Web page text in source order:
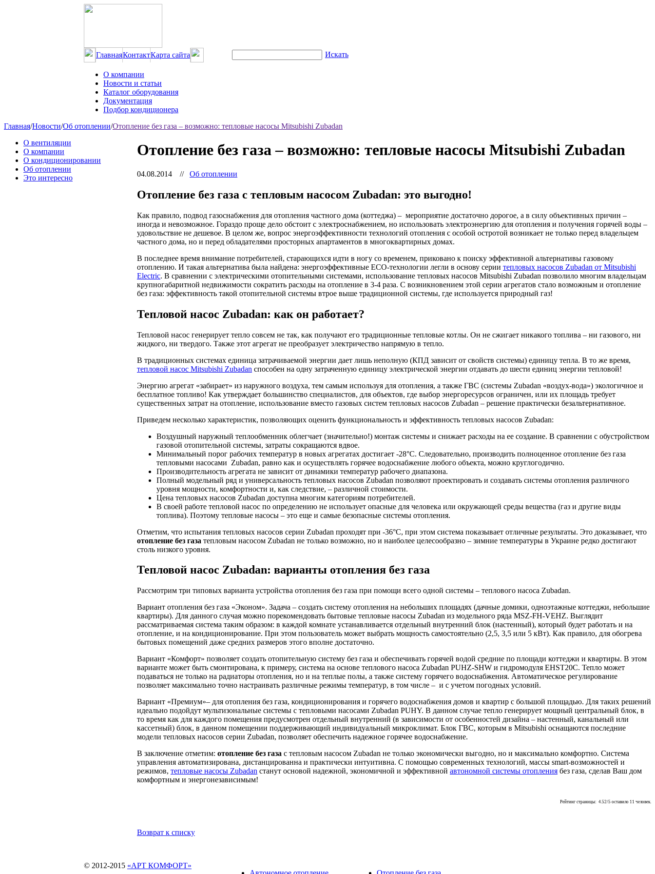
ГлавнаяКонтактКарта сайта Искать
О компании
Новости и статьи
Каталог оборудования
Документация
Подбор кондиционера
Главная/Новости/Об отоплении/Отопление без газа – возможно: тепловые насосы Mitsubishi Zubadan
О вентиляции
О компании
О кондиционировании
Об отоплении
Это интересно
Отопление без газа – возможно: тепловые насосы Mitsubishi Zubadan
04.08.2014 // Об отоплении
Отопление без газа с тепловым насосом Zubadan: это выгодно!
Как правило, подвод газоснабжения для отопления частного дома (коттеджа) – мероприятие достаточно дорогое, а в силу объективных причин –
иногда и невозможное. Гораздо проще дело обстоит с электроснабжением, но использовать электроэнергию для отопления и получения горячей воды –
удовольствие не дешевое. В целом же, вопрос энергоэффективности технологий отопления с особой остротой возникает не только перед владельцем
частного дома, но и перед обладателями просторных апартаментов в многоквартирных домах.
В последнее время внимание потребителей, старающихся идти в ногу со временем, приковано к поиску эффективной альтернативы газовому
отоплению. И такая альтернатива была найдена: энергоэффективные ECO-технологии легли в основу серии тепловых насосов Zubadan от Mitsubishi
Electric. В сравнении с электрическими отопительными системами, использование тепловых насосов Mitsubishi Zubadan позволило многим владельцам
крупногабаритной недвижимости сократить расходы на отопление в 3-4 раза. С возникновением этой серии агрегатов стало возможным и отопление
без газа: эффективность такой отопительной системы втрое выше традиционной системы, где используется природный газ!
Тепловой насос Zubadan: как он работает?
Тепловой насос генерирует тепло совсем не так, как получают его традиционные тепловые котлы. Он не сжигает никакого топлива – ни газового, ни
жидкого, ни твердого. Также этот агрегат не преобразует электричество напрямую в тепло.
В традиционных системах единица затрачиваемой энергии дает лишь неполную (КПД зависит от свойств системы) единицу тепла. В то же время,
тепловой насос Mitsubishi Zubadan способен на одну затраченную единицу электрической энергии отдавать до шести единиц энергии тепловой!
Энергию агрегат «забирает» из наружного воздуха, тем самым используя для отопления, а также ГВС (системы Zubadan «воздух-вода») экологичное и
бесплатное топливо! Как утверждает большинство специалистов, для объектов, где выбор энергоресурсов ограничен, или их площадь требует
существенных затрат на отопление, использование вместо газовых систем тепловых насосов Zubadan – решение практически безальтернативное.
Приведем несколько характеристик, позволяющих оценить функциональность и эффективность тепловых насосов Zubadan:
Воздушный наружный теплообменник облегчает (значительно!) монтаж системы и снижает расходы на ее создание. В сравнении с обустройством
газовой отопительной системы, затраты сокращаются вдвое.
Минимальный порог рабочих температур в новых агрегатах достигает -28°C. Следовательно, производить полноценное отопление без газа
тепловыми насосами Zubadan, равно как и осуществлять горячее водоснабжение любого объекта, можно круглогодично.
Производительность агрегата не зависит от динамики температур рабочего диапазона.
Полный модельный ряд и универсальность тепловых насосов Zubadan позволяют проектировать и создавать системы отопления различного
уровня мощности, комфортности и, как следствие, – различной стоимости.
Цена тепловых насосов Zubadan доступна многим категориям потребителей.
В своей работе тепловой насос по определению не использует опасные для человека или окружающей среды вещества (газ и другие виды
топлива). Поэтому тепловые насосы – это еще и самые безопасные системы отопления.
Отметим, что испытания тепловых насосов серии Zubadan проходят при -36°C, при этом система показывает отличные результаты. Это доказывает, что
отопление без газа тепловым насосом Zubadan не только возможно, но и наиболее целесообразно – зимние температуры в Украине редко достигают
столь низкого уровня.
Тепловой насос Zubadan: варианты отопления без газа
Рассмотрим три типовых варианта устройства отопления без газа при помощи всего одной системы – теплового насоса Zubadan.
Вариант отопления без газа «Эконом». Задача – создать систему отопления на небольших площадях (дачные домики, одноэтажные коттеджи, небольшие
квартиры). Для данного случая можно порекомендовать бытовые тепловые насосы Zubadan из модельного ряда MSZ-FH-VEHZ. Выглядит
рассматриваемая система таким образом: в каждой комнате устанавливается отдельный внутренний блок (настенный), который будет работать и на
отопление, и на кондиционирование. При этом пользователь может выбрать мощность самостоятельно (2,5, 3,5 или 5 кВт). Как правило, для обогрева
бытовых помещений даже средних размеров этого вполне достаточно.
Вариант «Комфорт» позволяет создать отопительную систему без газа и обеспечивать горячей водой средние по площади коттеджи и квартиры. В этом
варианте может быть смонтирована, к примеру, система на основе теплового насоса Zubadan PUHZ-SHW и гидромодуля EHST20C. Тепло может
подаваться не только на радиаторы отопления, но и на теплые полы, а также систему горячего водоснабжения. Автоматическое регулирование
позволяет максимально точно настраивать различные режимы температур, в том числе – и с учетом погодных условий.
Вариант «Премиум»– для отопления без газа, кондиционирования и горячего водоснабжения домов и квартир с большой площадью. Для таких решений
идеально подойдут мультизональные системы с тепловыми насосами Zubadan PUHY. В данном случае тепло генерирует мощный центральный блок, в
то время как для каждого помещения предусмотрен отдельный внутренний (в зависимости от особенностей дизайна – настенный, канальный или
кассетный) блок, в данном помещении поддерживающий индивидуальный микроклимат. Блок ГВС, которым в Mitsubishi оснащаются последние
модели тепловых насосов серии Zubadan, позволяет обеспечить надежное горячее водоснабжение.
В заключение отметим: отопление без газа с тепловым насосом Zubadan не только экономически выгодно, но и максимально комфортно. Система
управления автоматизирована, дистанцированна и практически интуитивна. С помощью современных технологий, массы smart-возможностей и
режимов, тепловые насосы Zubadan станут основой надежной, экономичной и эффективной автономной системы отопления без газа, сделав Ваш дом
комфортным и энергонезависимым!
Рейтинг страницы: 4.52/5 оставило 11 человек.
Возврат к списку
© 2012-2015 «АРТ КОМФОРТ»